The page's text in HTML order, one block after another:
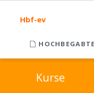
Hbf-ev
Kurse